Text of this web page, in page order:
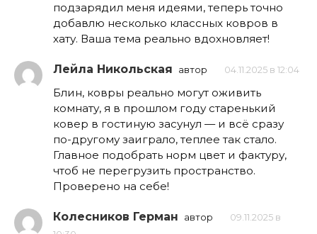
подзарядил меня идеями, теперь точно
добавлю несколько классных ковров в
хату. Ваша тема реально вдохновляет!
Лейла Никольская автор 04.11.2025 в 12:04
Блин, ковры реально могут оживить
комнату, я в прошлом году старенький
ковер в гостиную засунул — и всё сразу
по-другому заиграло, теплее так стало.
Главное подобрать норм цвет и фактуру,
чтоб не перегрузить пространство.
Проверено на себе!
Колесников Герман автор
09.11.2025 в